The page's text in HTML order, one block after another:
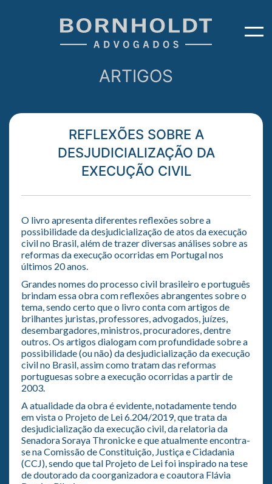
ARTIGOS
REFLEXÕES SOBRE A
DESJUDICIALIZAÇÃO DA
EXECUÇÃO CIVIL
O livro apresenta diferentes reflexões sobre a
possibilidade da desjudicializa­ção de atos da execução
civil no Brasil, além de trazer diversas análises sobre as
reformas da execução ocorridas em Portugal nos
últimos 20 anos.
Grandes nomes do processo civil brasileiro e português
brindam essa obra com reflexões abrangentes sobre o
tema, sendo certo que o livro conta com artigos de
brilhantes juristas, professores, advogados, juízes,
desembargadores, mi­nistros, procuradores, dentre
outros. Os artigos dialogam com profundidade sobre a
possibilidade (ou não) da desjudicialização da execução
civil no Brasil, assim como tratam das reformas
portuguesas sobre a execução ocorridas a partir de
2003.
A atualidade da obra é evidente, notadamente tendo
em vista o Projeto de Lei 6.204/2019, que trata da
desjudicialização da execução civil, da relatoria da
Senadora Soraya Thronicke e que atualmente encontra-
se na Comissão de Constituição, Justiça e Cidadania
(CCJ), sendo que tal Projeto de Lei foi inspira­do na tese
de doutorado da coorganizadora e coautora Flávia